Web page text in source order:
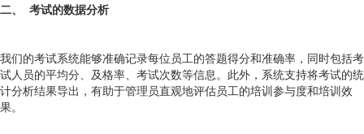
二、 考试的数据分析
我们的考试系统能够准确记录每位员工的答题得分和准确率，同时包括考
试人员的平均分、及格率、考试次数等信息。此外，系统支持将考试的统
计分析结果导出，有助于管理员直观地评估员工的培训参与度和培训效
果。